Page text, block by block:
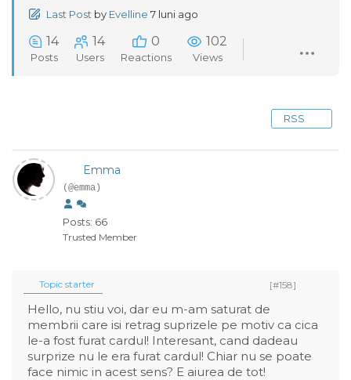
Last Post by Evelline 7 luni ago
14
Posts
14
Users
0
Reactions
102
Views
RSS
Emma
(@emma)
Posts: 66
Trusted Member
Topic starter [#158]
Hello, nu stiu voi, dar eu m-am saturat de
membrii care isi retrag suprizele pe motiv ca cica
le-a fost furat cardul! Interesant, cand dadeau
surprize nu le era furat cardul! Chiar nu se poate
face nimic in acest sens? E aiurea de tot!